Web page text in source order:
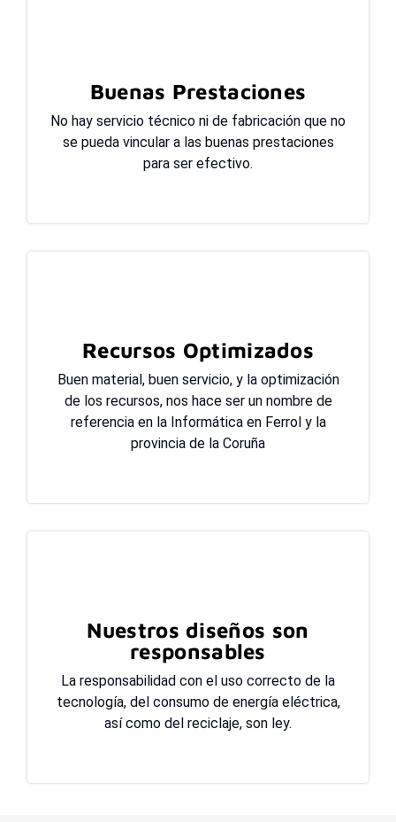
Buenas Prestaciones
No hay servicio técnico ni de fabricación que no
se pueda vincular a las buenas prestaciones
para ser efectivo.
Recursos Optimizados
Buen material, buen servicio, y la optimización
de los recursos, nos hace ser un nombre de
referencia en la Informática en Ferrol y la
provincia de la Coruña
Nuestros diseños son
responsables
La responsabilidad con el uso correcto de la
tecnología, del consumo de energía eléctrica,
así como del reciclaje, son ley.